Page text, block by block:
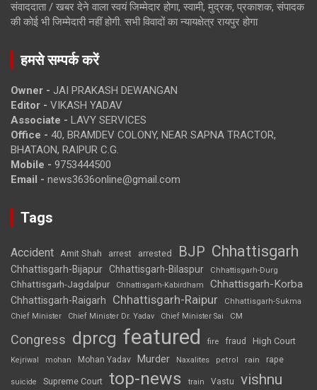
संवाददाता / खबर देने वाला स्वयं जिम्मेदार होगा, स्वामी, मुद्रक, प्रकाशक, संपादक
की कोई भी जिम्मेदारी नहीं होगी. सभी विवादों का न्यायक्षेत्र रायपुर होगा
हमसे सम्पर्क करें
Owner - JAI PRAKASH DEWANGAN
Editor - VIKASH YADAV
Associate - LAVY SERVICES
Office - 40, BRAMDEV COLONY, NEAR SAPNA TRACTOR,
BHATAON, RAIPUR C.G.
Mobile - 9753444500
Email - news3636online@gmail.com
Tags
Accident Amit Shah arrest arrested BJP Chhattisgarh
Chhattisgarh-Bijapur Chhattisgarh-Bilaspur Chhattisgarh-Durg
Chhattisgarh-Jagdalpur Chhattisgarh-Kabirdham Chhattisgarh-Korba
Chhattisgarh-Raigarh Chhattisgarh-Raipur
Chhattisgarh-Sukma
Chief Minister
Chief Minister Dr. Yadav Chief Minister Sai CM
Congress dprcg featured fire fraud High Court
Kejriwal mohan Mohan Yadav Murder Naxalites petrol rain rape
suicide Supreme Court top-news train Vastu vishnu